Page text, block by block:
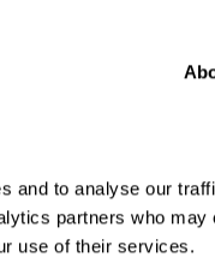
and to analyse our
partners who may
use of their services.
WOHNUNG IN
IN